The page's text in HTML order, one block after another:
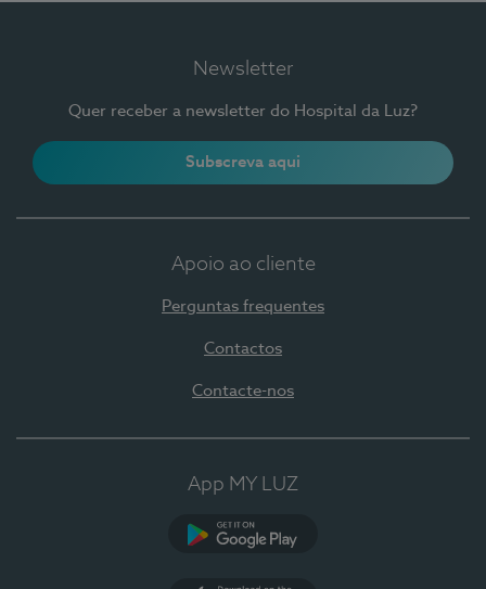
Newsletter
Quer receber a newsletter do Hospital da Luz?
Subscreva aqui
Apoio ao cliente
Perguntas frequentes
Contactos
Contacte-nos
App MY LUZ